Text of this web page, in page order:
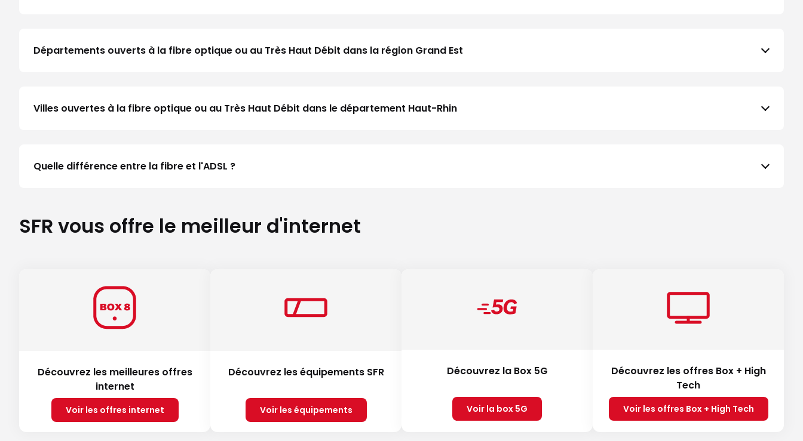
Départements ouverts à la fibre optique ou au Très Haut Débit dans la région Grand Est
Villes ouvertes à la fibre optique ou au Très Haut Débit dans le département Haut-Rhin
Quelle différence entre la fibre et l'ADSL ?
SFR vous offre le meilleur d'internet
Découvrez les meilleures offres
internet
Voir les offres internet
Découvrez les équipements SFR
Voir les équipements
Découvrez la Box 5G
Voir la box 5G
Découvrez les offres Box + High
Tech
Voir les offres Box + High Tech